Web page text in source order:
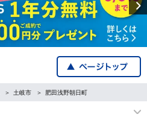
土岐市 肥田浅野朝日町